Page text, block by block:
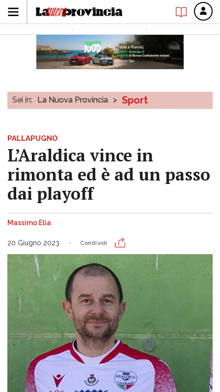
Sei in: La Nuova Provincia > Sport
PALLAPUGNO
L’Araldica vince in
rimonta ed è ad un passo
dai playoff
Massimo Elia
20 Giugno 2023 Condividi